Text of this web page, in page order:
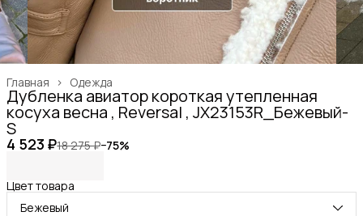
Одежда
Главная ›
Дубленка авиатор короткая утепленная
косуха весна , Reversal , JX23153R_Бежевый-
S
4 523 ₽18 275 ₽−75%
Цвет товара
Бежевый